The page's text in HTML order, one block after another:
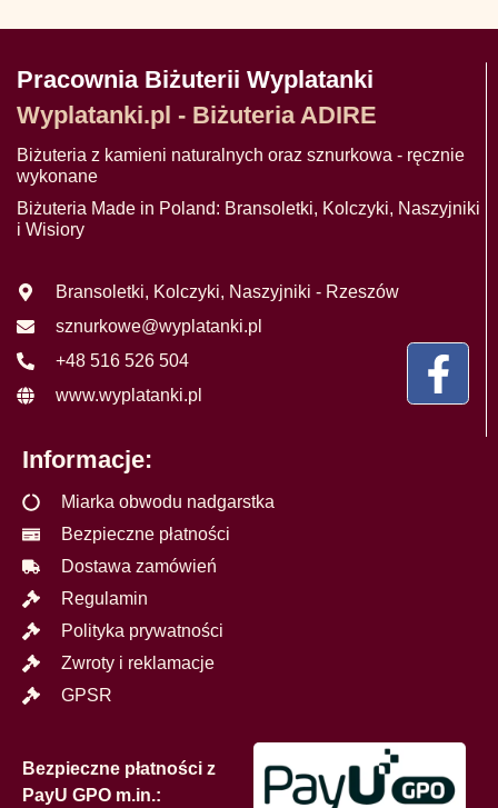
Pracownia Biżuterii Wyplatanki
Wyplatanki.pl - Biżuteria ADIRE
Biżuteria z kamieni naturalnych oraz sznurkowa - ręcznie
wykonane
Biżuteria Made in Poland: Bransoletki, Kolczyki, Naszyjniki
i Wisiory
Bransoletki, Kolczyki, Naszyjniki - Rzeszów
sznurkowe@wyplatanki.pl
+48 516 526 504
www.wyplatanki.pl
Informacje:
Miarka obwodu nadgarstka
Bezpieczne płatności
Dostawa zamówień
Regulamin
Polityka prywatności
Zwroty i reklamacje
GPSR
Bezpieczne płatności z
PayU GPO m.in.: